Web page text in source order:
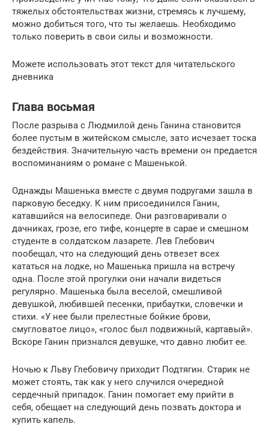
тяжелых обстоятельствах жизни, стремясь к лучшему,
можно добиться того, что ты желаешь. Необходимо
только поверить в свои силы и возможности.
Можете использовать этот текст для читательского
дневника
Глава восьмая
После разрыва с Людмилой день Ганина становится
более пустым в житейском смысле, зато исчезает тоска
бездействия. Значительную часть времени он предается
воспоминаниям о романе с Машенькой.
Однажды Машенька вместе с двумя подругами зашла в
парковую беседку. К ним присоединился Ганин,
катавшийся на велосипеде. Они разговаривали о
дачниках, грозе, его тифе, концерте в сарае и смешном
студенте в солдатском лазарете. Лев Глебович
пообещал, что на следующий день отвезет всех
кататься на лодке, но Машенька пришла на встречу
одна. После этой прогулки они начали видеться
регулярно. Машенька была веселой, смешливой
девушкой, любившей песенки, прибаутки, словечки и
стихи. «У нее были прелестные бойкие брови,
смугловатое лицо», «голос был подвижный, картавый».
Вскоре Ганин признался девушке, что давно любит ее.
Ночью к Льву Глебовичу приходит Подтягин. Старик не
может стоять, так как у него случился очередной
сердечный припадок. Ганин помогает ему прийти в
себя, обещает на следующий день позвать доктора и
купить капель.